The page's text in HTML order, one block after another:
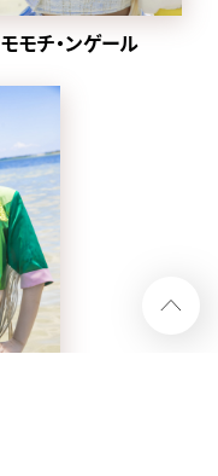
モモチ・ンゲール